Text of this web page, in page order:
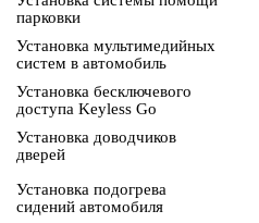
парковки
Установка мультимедийных
систем в автомобиль
Установка бесключевого
доступа Keyless Go
Установка доводчиков
дверей
Установка подогрева
сидений автомобиля